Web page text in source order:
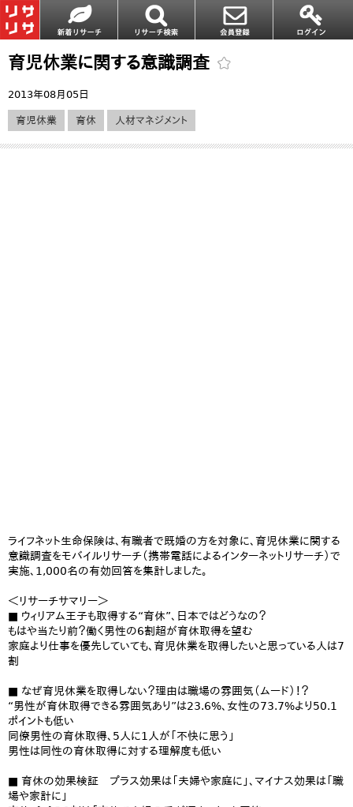
育児休業に関する意識調査
2013年08月05日
育児休業 育休 人材マネジメント
ライフネット生命保険は、有職者で既婚の方を対象に、育児休業に関する
意識調査をモバイルリサーチ（携帯電話によるインターネットリサーチ）で
実施、1,000名の有効回答を集計しました。
＜リサーチサマリー＞
■ ウィリアム王子も取得する“育休”、日本ではどうなの？
もはや当たり前？働く男性の6割超が育休取得を望む
家庭より仕事を優先していても、育児休業を取得したいと思っている人は7
割
■ なぜ育児休業を取得しない？理由は職場の雰囲気（ムード）！？
“男性が育休取得できる雰囲気あり”は23.6%、女性の73.7%より50.1
ポイントも低い
同僚男性の育休取得、5人に1人が「不快に思う」
男性は同性の育休取得に対する理解度も低い
■ 育休の効果検証 プラス効果は「夫婦や家庭に」、マイナス効果は「職
場や家計に」